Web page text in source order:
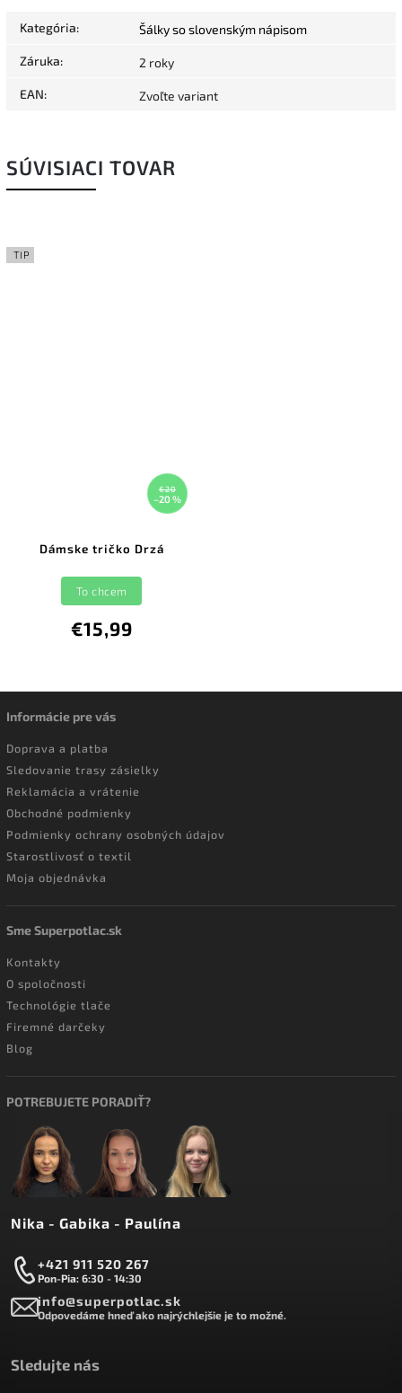
Kategória: Šálky so slovenským nápisom
Záruka: 2 roky
EAN: Zvoľte variant
SÚVISIACI TOVAR
TIP
€20
–20 %
Dámske tričko Drzá
€15,99
To chcem
Informácie pre vás
Doprava a platba
Sledovanie trasy zásielky
Reklamácia a vrátenie
Obchodné podmienky
Podmienky ochrany osobných údajov
Starostlivosť o textil
Moja objednávka
Sme Superpotlac.sk
Kontakty
O spoločnosti
Technológie tlače
Firemné darčeky
Blog
POTREBUJETE PORADIŤ?
Nika - Gabika - Paulína
+421 911 520 267
Pon-Pia: 6:30 - 14:30
info@superpotlac.sk
Odpovedáme hneď ako najrýchlejšie je to možné.
Sledujte nás